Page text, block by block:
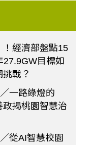
！經濟部盤點15
27.9GW目標如
戰？
一路綠燈的
政揭桃園智慧治
從AI智慧校園